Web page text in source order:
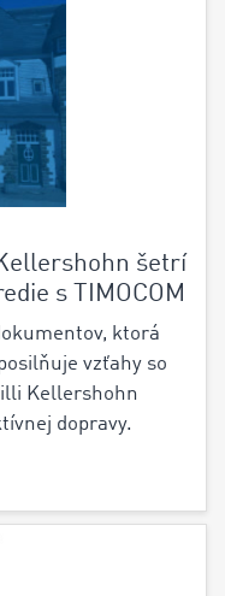
šetrí
s TIMOCOM
ktorá
vzťahy so
Kellershohn
dopravy.